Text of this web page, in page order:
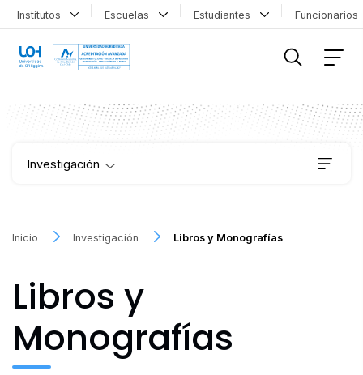
Institutos Escuelas Estudiantes
Investigación
Convocatorias
Inicio Investigación Libros y Monografías
Libros y
Monografías